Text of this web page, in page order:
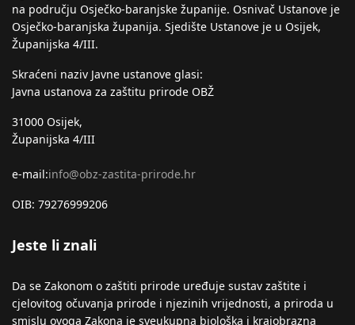
na području Osječko-baranjske županije. Osnivač Ustanove je
Osječko-baranjska županija. Sjedište Ustanove je u Osijek,
Županijska 4/III.
Skraćeni naziv Javne ustanove glasi:
Javna ustanova za zaštitu prirode OBŽ
31000 Osijek,
Županijska 4/III
e-mail:info@obz-zastita-prirode.hr
OIB: 79276999206
Jeste li znali
Da se Zakonom o zaštiti prirode uređuje sustav zaštite i
cjelovitog očuvanja prirode i njezinih vrijednosti, a priroda u
smislu ovoga Zakona je sveukupna biološka i krajobrazna